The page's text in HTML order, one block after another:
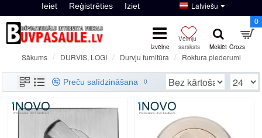
Ieiet Reģistrēties Iziet Latviešu
0
Sākums DURVIS, LOGI Durvju furnitūra Roktura piederumi
Preču salīdzināšana
0